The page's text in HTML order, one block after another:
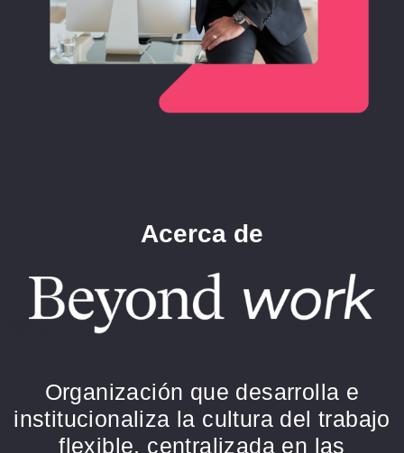
Acerca de
Organización que desarrolla e
institucionaliza la cultura del trabajo
flexible, centralizada en las